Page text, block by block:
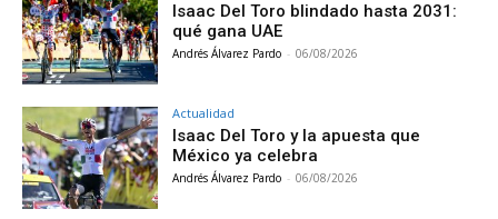
Isaac Del Toro blindado hasta 2031:
qué gana UAE
Andrés Álvarez Pardo - 06/08/2026
Actualidad
Isaac Del Toro y la apuesta que
México ya celebra
Andrés Álvarez Pardo - 06/08/2026